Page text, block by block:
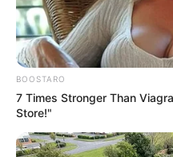
8 Movies Based On
Shivers
BRAINBERRIES
BOOSTARO
7 Times Stronger Than
Store!"